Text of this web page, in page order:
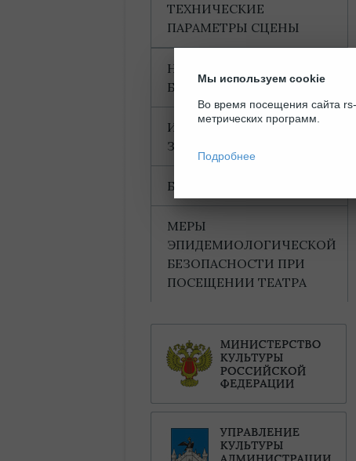
ТЕХНИЧЕСКИЕ
ПАРАМЕТРЫ СЦЕНЫ
НАГРАДЫ И
БЛАГОДАРНОСТИ
ИНФОРМАЦИЯ ДЛЯ
ЗРИТЕЛЕЙ
БАХТИНСКИЙ ДОМ
МЕРЫ
ЭПИДЕМИОЛОГИЧЕСКОЙ
БЕЗОПАСНОСТИ ПРИ
ПОСЕЩЕНИИ ТЕАТРА
Мы используем cookie
Во время посещения сайта
метрических программ.
Подробнее